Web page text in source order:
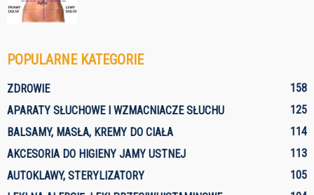
POPULARNE KATEGORIE
ZDROWIE
158
APARATY SŁUCHOWE I WZMACNIACZE SŁUCHU
125
BALSAMY, MASŁA, KREMY DO CIAŁA
114
AKCESORIA DO HIGIENY JAMY USTNEJ
113
AUTOKLAWY, STERYLIZATORY
105